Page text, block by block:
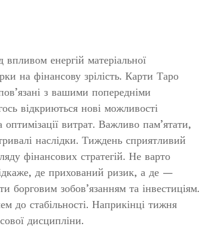
впливом енергій матеріальної
на фінансову зрілість. Карти Таро
з вашими попередніми
відкриються нові можливості
витрат. Важливо пам’ятати,
наслідки. Тиждень сприятливий
фінансових стратегій. Не варто
де прихований ризик, а де —
борговим зобов’язанням та інвестиціям.
до стабільності. Наприкінці тижня
дисципліни.